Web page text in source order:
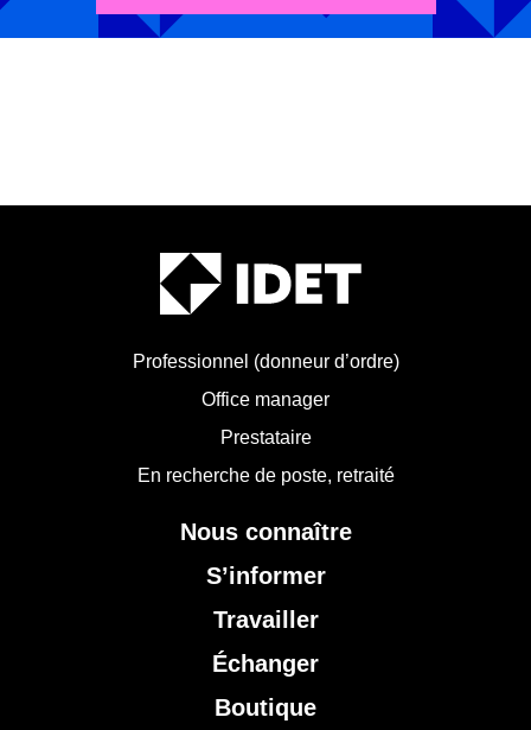
Professionnel (donneur d’ordre)
Office manager
Prestataire
En recherche de poste, retraité
Nous connaître
S’informer
Travailler
Échanger
Boutique